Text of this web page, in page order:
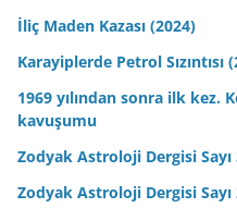
İliç Maden Kazası (2024)
Karayiplerde Petrol Sızıntısı
1969 yılından sonra ilk kez.
kavuşumu
Zodyak Astroloji Dergisi
Zodyak Astroloji Dergisi